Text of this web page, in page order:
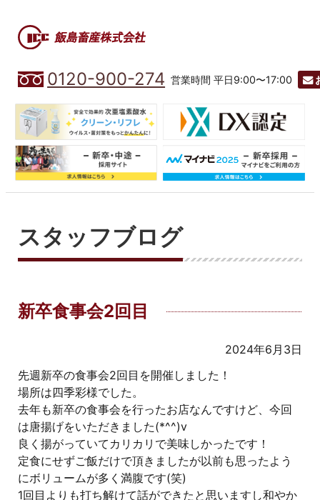
0120-900-274 営業時間 平日9:00〜17:00
スタッフブログ
新卒食事会2回目
2024年6月3日
先週新卒の食事会2回目を開催しました！
場所は四季彩様でした。
去年も新卒の食事会を行ったお店なんですけど、今回
は唐揚げをいただきました(*^^)v
良く揚がっていてカリカリで美味しかったです！
定食にせずご飯だけで頂きましたが以前も思ったよう
にボリュームが多く満腹です(笑)
1回目よりも打ち解けて話ができたと思いますし和やか